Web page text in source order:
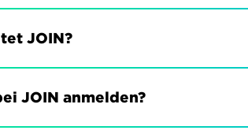
JOIN?
JOIN anmelden?